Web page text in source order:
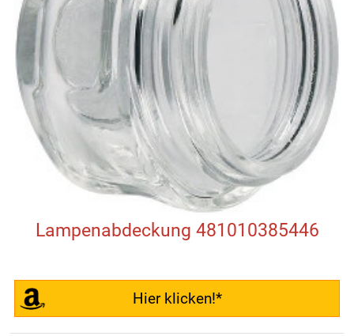
Lampenabdeckung 481010385446
Hier klicken!*